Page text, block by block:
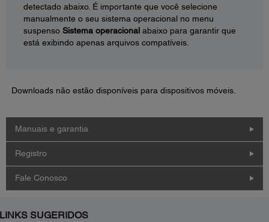
detectado abaixo. É importante que você selecione
manualmente o seu sistema operacional no menu
suspenso Sistema operacional abaixo para garantir que
está exibindo apenas arquivos compatíveis.
Downloads não estão disponíveis para dispositivos móveis.
Manuais e garantia
Registro
Fale Conosco
LINKS SUGERIDOS